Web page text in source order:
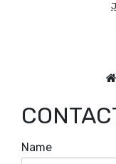
Name